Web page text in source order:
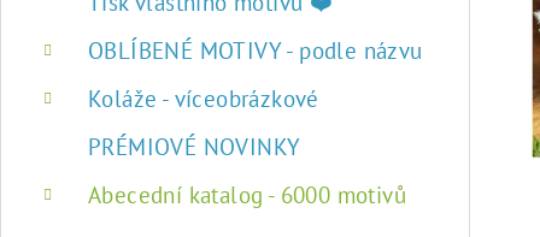
OBLÍBENÉ MOTIVY - podle názvu
Koláže - víceobrázkové
PRÉMIOVÉ NOVINKY
Abecední katalog - 6000 motivů